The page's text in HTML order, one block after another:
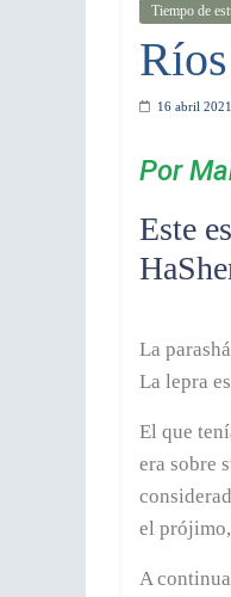
Tiempo de
16 abril 2021
Por
Este
La
La lepra
El que
era sobre
el
A